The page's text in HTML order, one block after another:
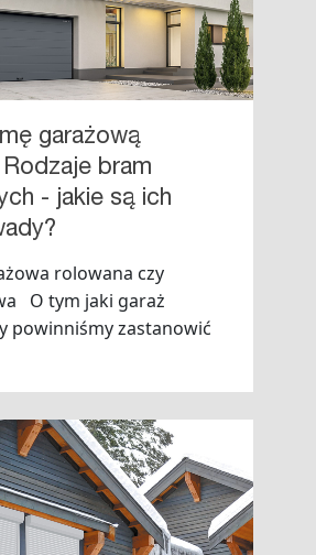
garażową
bram
- jakie są ich
rolowana czy
O tym jaki garaż
powinniśmy zastanowić